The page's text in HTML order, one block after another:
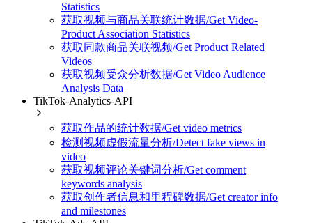
Statistics
获取视频与商品关联统计数据/Get Video-
Product Association Statistics
获取同款商品关联视频/Get Product Related
Videos
获取视频受众分析数据/Get Video Audience
Analysis Data
TikTok-Analytics-API
获取作品的统计数据/Get video metrics
检测视频虚假流量分析/Detect fake views in
video
获取视频评论关键词分析/Get comment
keywords analysis
获取创作者信息和里程碑数据/Get creator info
and milestones